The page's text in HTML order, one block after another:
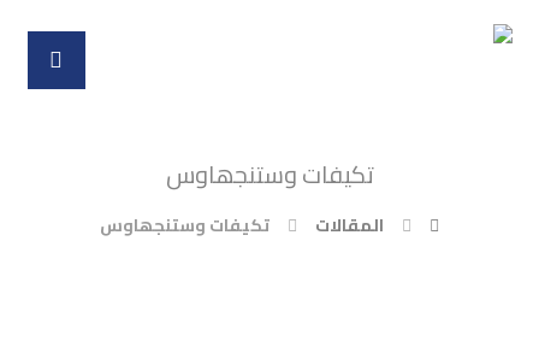
تكیفات وستنجھاوس
المقالات تكیفات وستنجھاوس